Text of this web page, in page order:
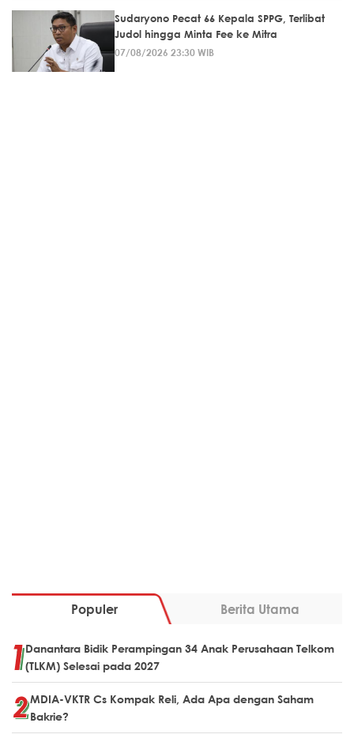
Sudaryono Pecat 66 Kepala SPPG, Terlibat
Judol hingga Minta Fee ke Mitra
07/08/2026 23:30 WIB
Populer Berita Utama
Danantara Bidik Perampingan 34 Anak Perusahaan Telkom
(TLKM) Selesai pada 2027
MDIA-VKTR Cs Kompak Reli, Ada Apa dengan Saham
Bakrie?